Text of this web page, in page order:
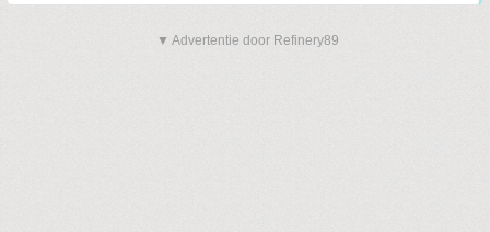
▼ Advertentie door Refinery89